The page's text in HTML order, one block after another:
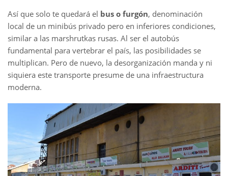
Así que solo te quedará el bus o furgón, denominación
local de un minibús privado pero en inferiores condiciones,
similar a las marshrutkas rusas. Al ser el autobús
fundamental para vertebrar el país, las posibilidades se
multiplican. Pero de nuevo, la desorganización manda y ni
siquiera este transporte presume de una infraestructura
moderna.